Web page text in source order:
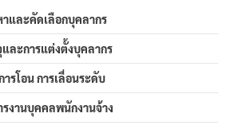
และคัดเลือกบุคลากร
ละการแต่งตั้งบุคลากร
รโอน การเลื่อนระดับ
งานบุคคลพนักงานจ้าง